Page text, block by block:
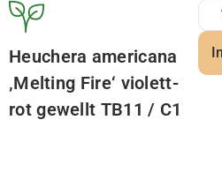
Heuchera americana
‚Melting Fire‘ violett-
rot gewellt TB11 / C1